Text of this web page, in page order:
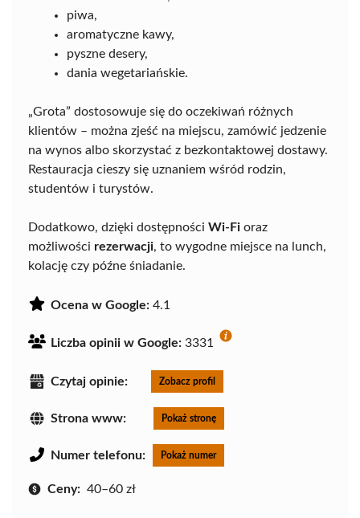
piwa,
aromatyczne kawy,
pyszne desery,
dania wegetariańskie.
„Grota” dostosowuje się do oczekiwań różnych
klientów – można zjeść na miejscu, zamówić jedzenie
na wynos albo skorzystać z bezkontaktowej dostawy.
Restauracja cieszy się uznaniem wśród rodzin,
studentów i turystów.
Dodatkowo, dzięki dostępności Wi-Fi oraz
możliwości rezerwacji, to wygodne miejsce na lunch,
kolację czy późne śniadanie.
Ocena w Google: 4.1
Liczba opinii w Google: 3331
Czytaj opinie: Zobacz profil
Strona www: Pokaż stronę
Numer telefonu: Pokaż numer
Ceny: 40–60 zł